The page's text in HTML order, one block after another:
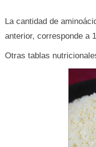
La cantidad de
anterior, corresponde a
Otras tablas